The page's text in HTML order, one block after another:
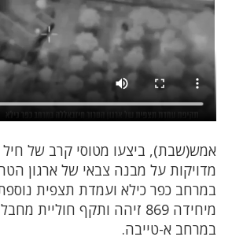
אמש(שבת), ביצעו מטוסי קרב של חיל
מדויקות על מבנה צבאי של ארגון
במרחב כפר כילא ועמדת תצפית
מיחידה 869 זיהה ותקף חוליית
במרחב א-טייבה.